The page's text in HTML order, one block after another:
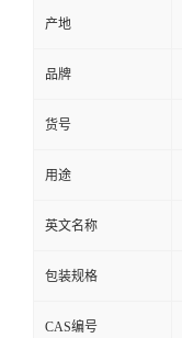
产地
品牌
货号
用途
英文名称
包装规格
CAS编号